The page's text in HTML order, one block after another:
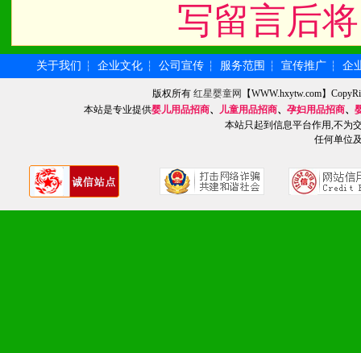
写留言后
关于我们 ┆ 企业文化 ┆ 公司宣传 ┆ 服务范围 ┆ 宣传推广 ┆ 企
版权所有红星婴童网
【WWW.hxytw.com】
本站是专业提供婴儿用品招商、 儿童用品招商、 孕妇用品招商、
本站只起到信息平台作用,不为
任何单位